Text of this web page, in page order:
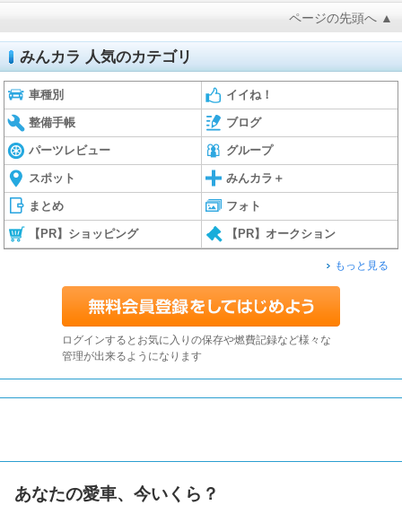
ページの先頭へ ▲
みんカラ 人気のカテゴリ
車種別 イイね！
整備手帳 ブログ
パーツレビュー グループ
スポット みんカラ＋
まとめ フォト
【PR】ショッピング 【PR】オークション
もっと見る
ログインするとお気に入りの保存や燃費記録など様々な
管理が出来るようになります
あなたの愛車、今いくら？